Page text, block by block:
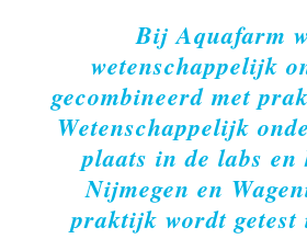
Bij Aquafarm
wetenschappelijk
gecombineerd met
Wetenschappelijk
plaats in de labs en
Nijmegen en
praktijk wordt getest